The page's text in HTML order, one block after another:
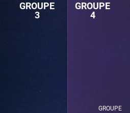
GROUPE
3
GROUPE
4
GROUPE